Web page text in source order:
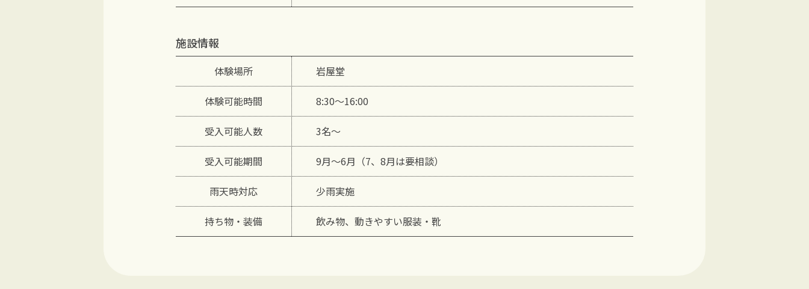
施設情報
体験場所 岩屋堂
体験可能時間 8:30〜16:00
受入可能人数 3名〜
受入可能期間 9月～6月（7、8月は要相談）
雨天時対応 少雨実施
持ち物・装備 飲み物、動きやすい服装・靴